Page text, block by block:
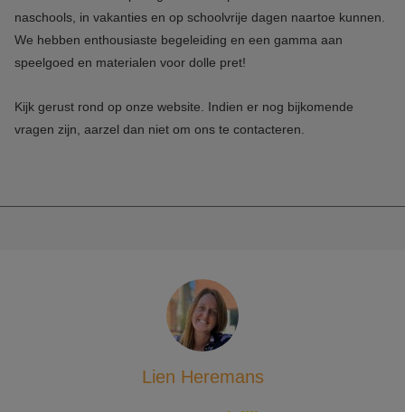
naschools, in vakanties en op schoolvrije dagen naartoe kunnen.
We hebben enthousiaste begeleiding en een gamma aan
speelgoed en materialen voor dolle pret!
Kijk gerust rond op onze website. Indien er nog bijkomende
vragen zijn, aarzel dan niet om ons te contacteren.
Lien Heremans